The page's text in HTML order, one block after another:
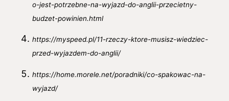
o-jest-potrzebne-na-wyjazd-do-anglii-przecietny-
budzet-powinien.html
https://myspeed.pl/11-rzeczy-ktore-musisz-wiedziec-
przed-wyjazdem-do-anglii/
https://home.morele.net/poradniki/co-spakowac-na-
wyjazd/